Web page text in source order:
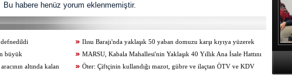
Bu habere henüz yorum eklenmemiştir.
defnedildi
Ilısu Barajı'nda yaklaşık 50 yaban domuzu karşı kıyıya yüzerek
geçti
büyük
MARSU, Kabala Mahallesi'nin Yaklaşık 40 Yıllık Ana İsale Hattını
Yeniliyor
altında kalan
Öter: Çiftçinin kullandığı mazot, gübre ve ilaçtan ÖTV ve KDV